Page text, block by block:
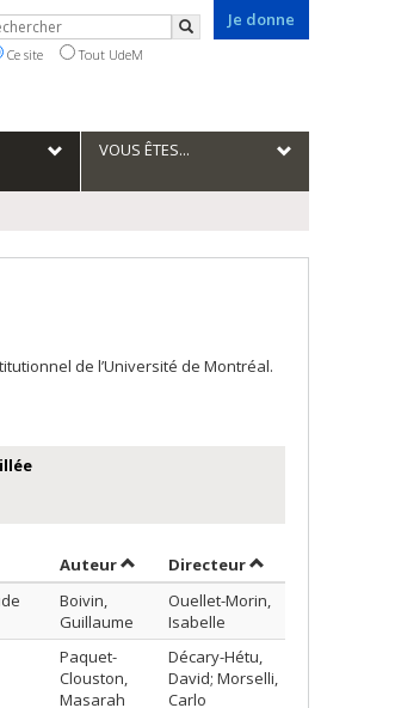
Je donne
Rechercher
Ce site Tout UdeM
VOUS ÊTES...
de l’Université de Montréal.
AuteurTrier par auteur en ordre
Directeurpar contributeur
Boivin,
Guillaume
Ouellet-Morin,
Isabelle
Paquet-
Clouston,
Masarah
Décary-Hétu,
David; Morselli,
Carlo